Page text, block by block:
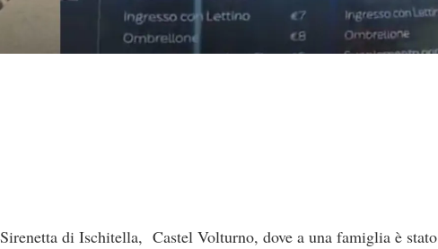
di Ischitella, Castel Volturno, dove a una famiglia è stato